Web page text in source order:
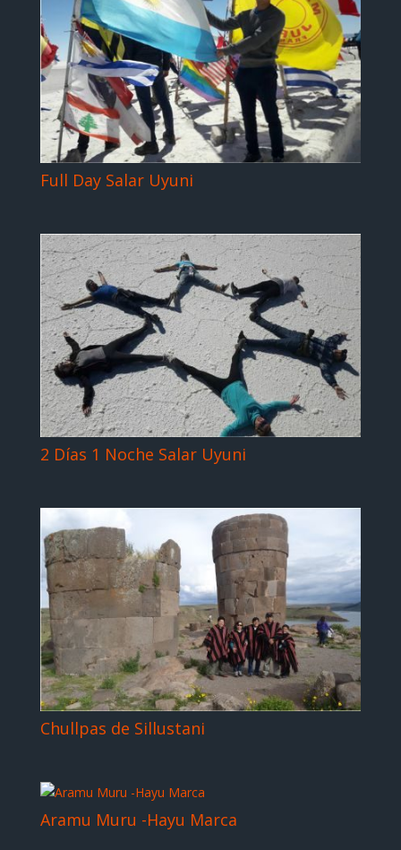
Full Day Salar Uyuni
2 Días 1 Noche Salar Uyuni
Chullpas de Sillustani
Aramu Muru -Hayu Marca